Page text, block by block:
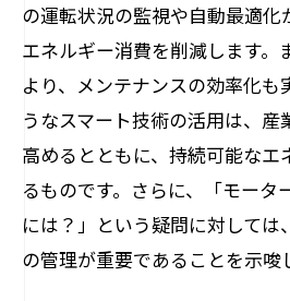
の運転状況の監視や自動最適化
エネルギー消費を削減します。
より、メンテナンスの効率化も
うなスマート技術の活用は、産
高めるとともに、持続可能なエ
るものです。さらに、「モータ
には？」という疑問に対して
の管理が重要であることを示唆